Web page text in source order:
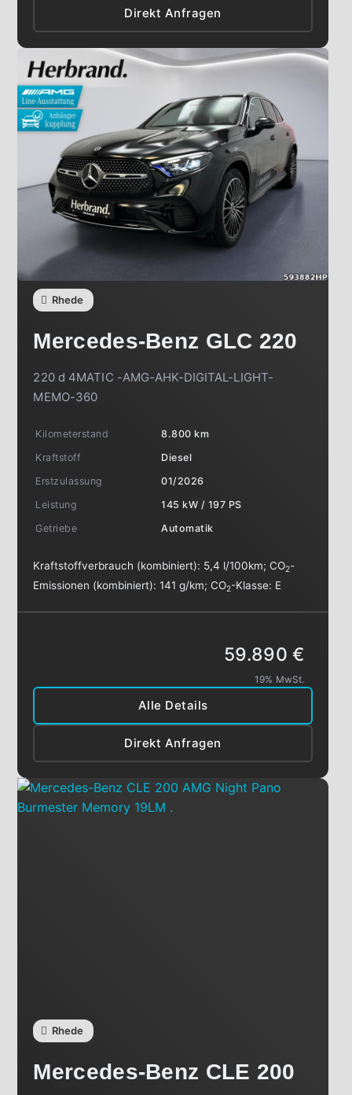
Direkt Anfragen
Rhede
Mercedes-Benz GLC 220
220 d 4MATIC -AMG-AHK-DIGITAL-LIGHT-
MEMO-360
Kilometerstand
8.800 km
Kraftstoff
Diesel
Erstzulassung
01/2026
Leistung
145 kW / 197 PS
Getriebe
Automatik
Kraftstoffverbrauch (kombiniert): 5,4 l/100km;CO2-
Emissionen (kombiniert):141 g/km;CO2-Klasse: E
Alle Details
Direkt Anfragen
59.890 €
19% MwSt.
Rhede
Mercedes-Benz CLE 200